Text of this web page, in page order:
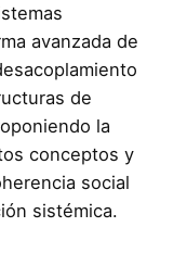
avanzada de
de
la
conceptos y
social
sistémica.